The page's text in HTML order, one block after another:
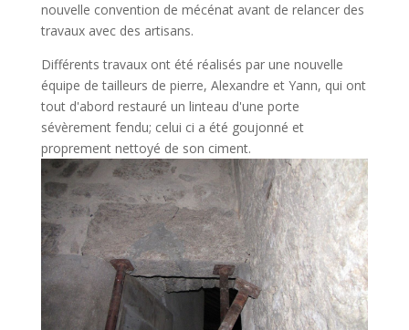
nouvelle convention de mécénat avant de relancer des
travaux avec des artisans.
Différents travaux ont été réalisés par une nouvelle
équipe de tailleurs de pierre, Alexandre et Yann, qui ont
tout d'abord restauré un linteau d'une porte
sévèrement fendu; celui ci a été goujonné et
proprement nettoyé de son ciment.